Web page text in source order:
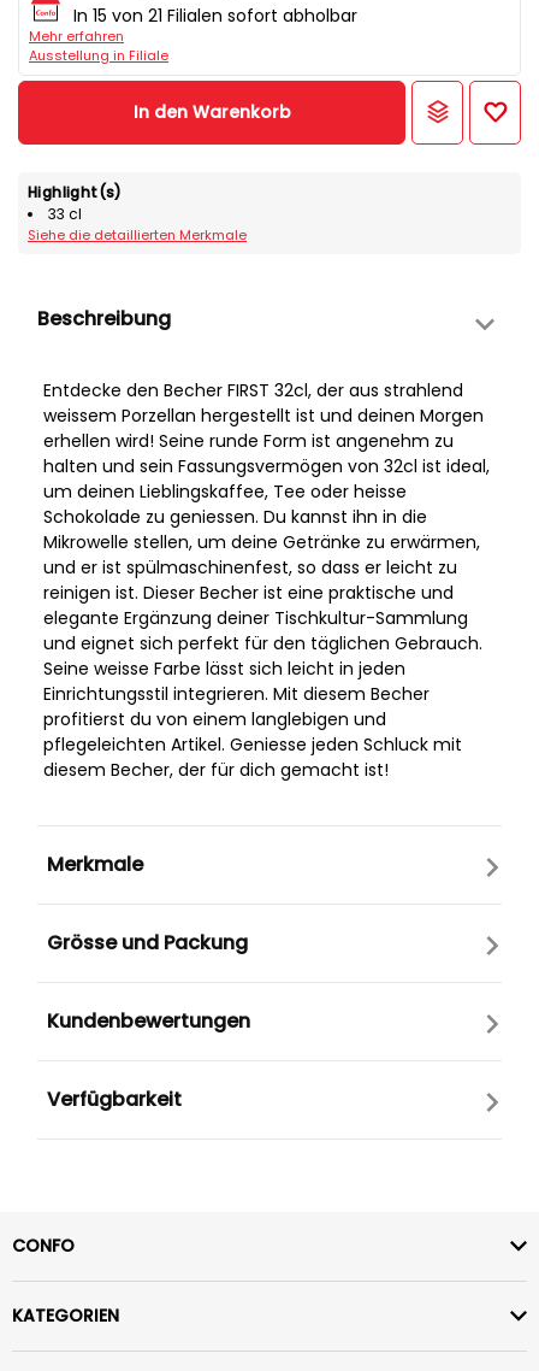
In 15 von 21 Filialen sofort abholbar
Mehr erfahren
Ausstellung in Filiale
In den Warenkorb
Highlight(s)
33 cl
Siehe die detaillierten Merkmale
Beschreibung
Entdecke den Becher FIRST 32cl, der aus strahlend
weissem Porzellan hergestellt ist und deinen Morgen
erhellen wird! Seine runde Form ist angenehm zu
halten und sein Fassungsvermögen von 32cl ist ideal,
um deinen Lieblingskaffee, Tee oder heisse
Schokolade zu geniessen. Du kannst ihn in die
Mikrowelle stellen, um deine Getränke zu erwärmen,
und er ist spülmaschinenfest, so dass er leicht zu
reinigen ist. Dieser Becher ist eine praktische und
elegante Ergänzung deiner Tischkultur-Sammlung
und eignet sich perfekt für den täglichen Gebrauch.
Seine weisse Farbe lässt sich leicht in jeden
Einrichtungsstil integrieren. Mit diesem Becher
profitierst du von einem langlebigen und
pflegeleichten Artikel. Geniesse jeden Schluck mit
diesem Becher, der für dich gemacht ist!
Merkmale
Grösse und Packung
Kundenbewertungen
Verfügbarkeit
CONFO
KATEGORIEN